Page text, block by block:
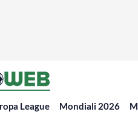
League Mondiali 2026